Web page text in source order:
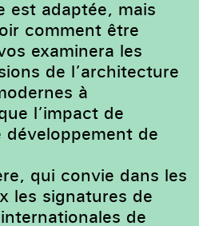
est adaptée, mais
comment être
examinera les
de l’architecture
à
l’impact de
développement de
qui convie dans les
les signatures de
de